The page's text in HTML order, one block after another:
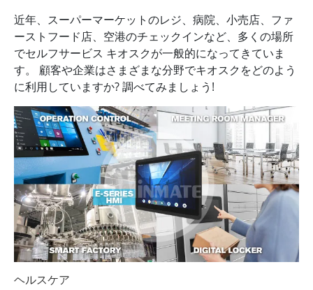
近年、スーパーマーケットのレジ、病院、小売店、ファ
ーストフード店、空港のチェックインなど、多くの場所
でセルフサービス キオスクが一般的になってきていま
す。 顧客や企業はさまざまな分野でキオスクをどのよう
に利用していますか? 調べてみましょう!
ヘルスケア